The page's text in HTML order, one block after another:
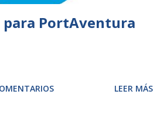
para PortAventura
LEER MÁS